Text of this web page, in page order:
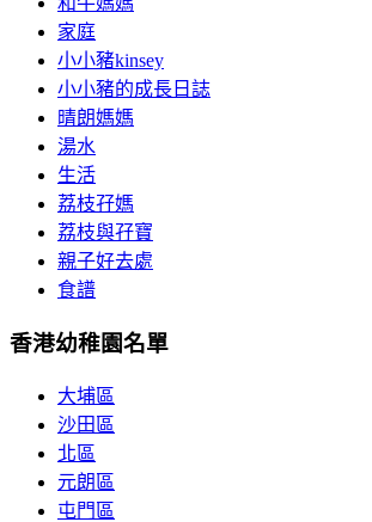
家庭
小小豬kinsey
小小豬的成長日誌
晴朗媽媽
湯水
生活
荔枝孖媽
荔枝與孖寶
親子好去處
食譜
香港幼稚園名單
大埔區
沙田區
北區
元朗區
屯門區